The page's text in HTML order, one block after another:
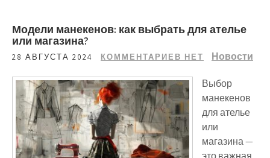
Модели манекенов: как выбрать для ателье
или магазина?
28 АВГУСТА 2024 КОММЕНТАРИЕВ НЕТ Новости
Выбор
манекенов
для ателье
или
магазина —